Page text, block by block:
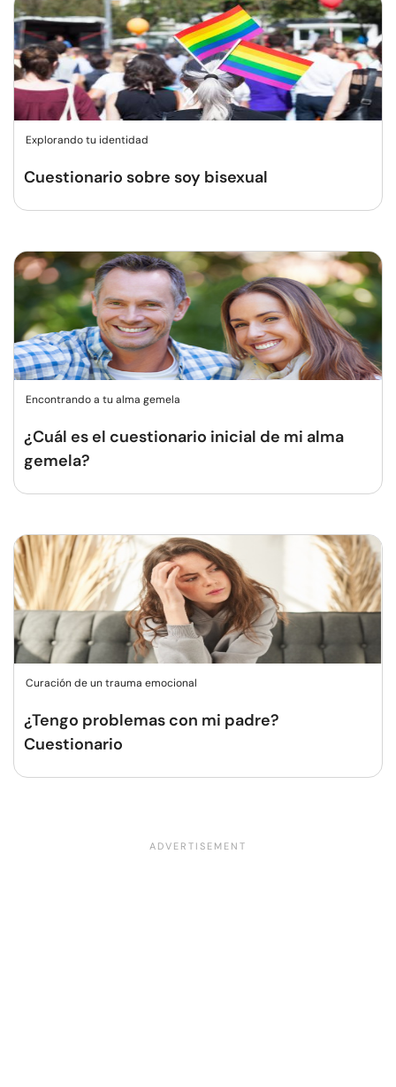
Explorando tu identidad
Cuestionario sobre soy bisexual
Encontrando a tu alma gemela
¿Cuál es el cuestionario inicial de mi alma
gemela?
Curación de un trauma emocional
¿Tengo problemas con mi padre?
Cuestionario